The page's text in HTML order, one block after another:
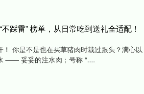
踩雷” 榜单，从日常吃到送礼全适配！
你是不是也在买草猪肉时栽过跟头？满心以
—— 妥妥的注水肉；号称 “....